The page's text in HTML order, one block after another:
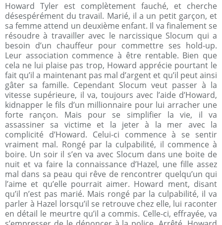
Howard Tyler est complètement fauché, et cherche
désespérément du travail. Marié, il a un petit garçon, et
sa femme attend un deuxième enfant. Il va finalement se
résoudre à travailler avec le narcissique Slocum qui a
besoin d’un chauffeur pour commettre ses hold-up.
Leur association commence à être rentable. Bien que
cela ne lui plaise pas trop, Howard apprécie pourtant le
fait qu’il a maintenant pas mal d’argent et qu’il peut ainsi
gâter sa famille. Cependant Slocum veut passer à la
vitesse supérieure, il va, toujours avec l’aide d’Howard,
kidnapper le fils d’un millionnaire pour lui arracher une
forte rançon. Mais pour se simplifier la vie, il va
assassiner sa victime et la jeter à la mer avec la
complicité d’Howard. Celui-ci commence à se sentir
vraiment mal. Rongé par la culpabilité, il commence à
boire. Un soir il s’en va avec Slocum dans une boite de
nuit et va faire la connaissance d’Hazel, une fille assez
mal dans sa peau qui rêve de rencontrer quelqu’un qui
l’aime et qu’elle pourrait aimer. Howard ment, disant
qu’il n’est pas marié. Mais rongé par la culpabilité, il va
parler à Hazel lorsqu’il se retrouve chez elle, lui raconter
en détail le meurtre qu’il a commis. Celle-ci, effrayée, va